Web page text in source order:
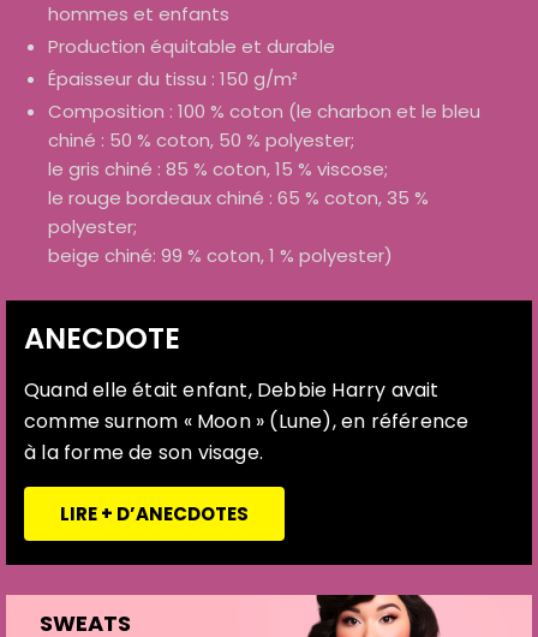
hommes et enfants
Production équitable et durable
Épaisseur du tissu : 150 g/m²
Composition : 100 % coton (le charbon et le bleu
chiné : 50 % coton, 50 % polyester;
le gris chiné : 85 % coton, 15 % viscose;
le rouge bordeaux chiné : 65 % coton, 35 %
polyester;
beige chiné: 99 % coton, 1 % polyester)
ANECDOTE
Quand elle était enfant, Debbie Harry avait
comme surnom « Moon » (Lune), en référence
à la forme de son visage.
LIRE + D’ANECDOTES
SWEATS